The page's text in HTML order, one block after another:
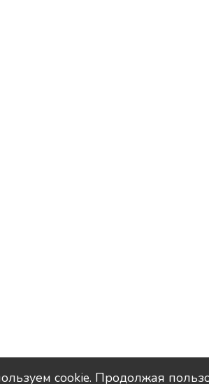
сookie. Продолжая